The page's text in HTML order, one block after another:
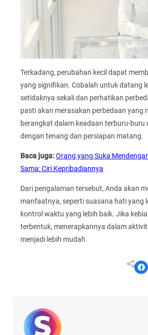
Terkadang, perubahan kecil dapat
yang signifikan. Cobalah untuk datang
setidaknya sekali dan perhatikan
pasti akan merasakan perbedaan yang
berangkat dalam keadaan terburu-buru
dengan tenang dan persiapan matang.
Baca juga:Orang yang Suka
Sama: Ciri Kepribadiannya
Dari pengalaman tersebut, Anda akan
manfaatnya, seperti suasana hati yang
kontrol waktu yang lebih baik. Jika
terbentuk, menerapkannya dalam
menjadi lebih mudah.
Share on Facebook